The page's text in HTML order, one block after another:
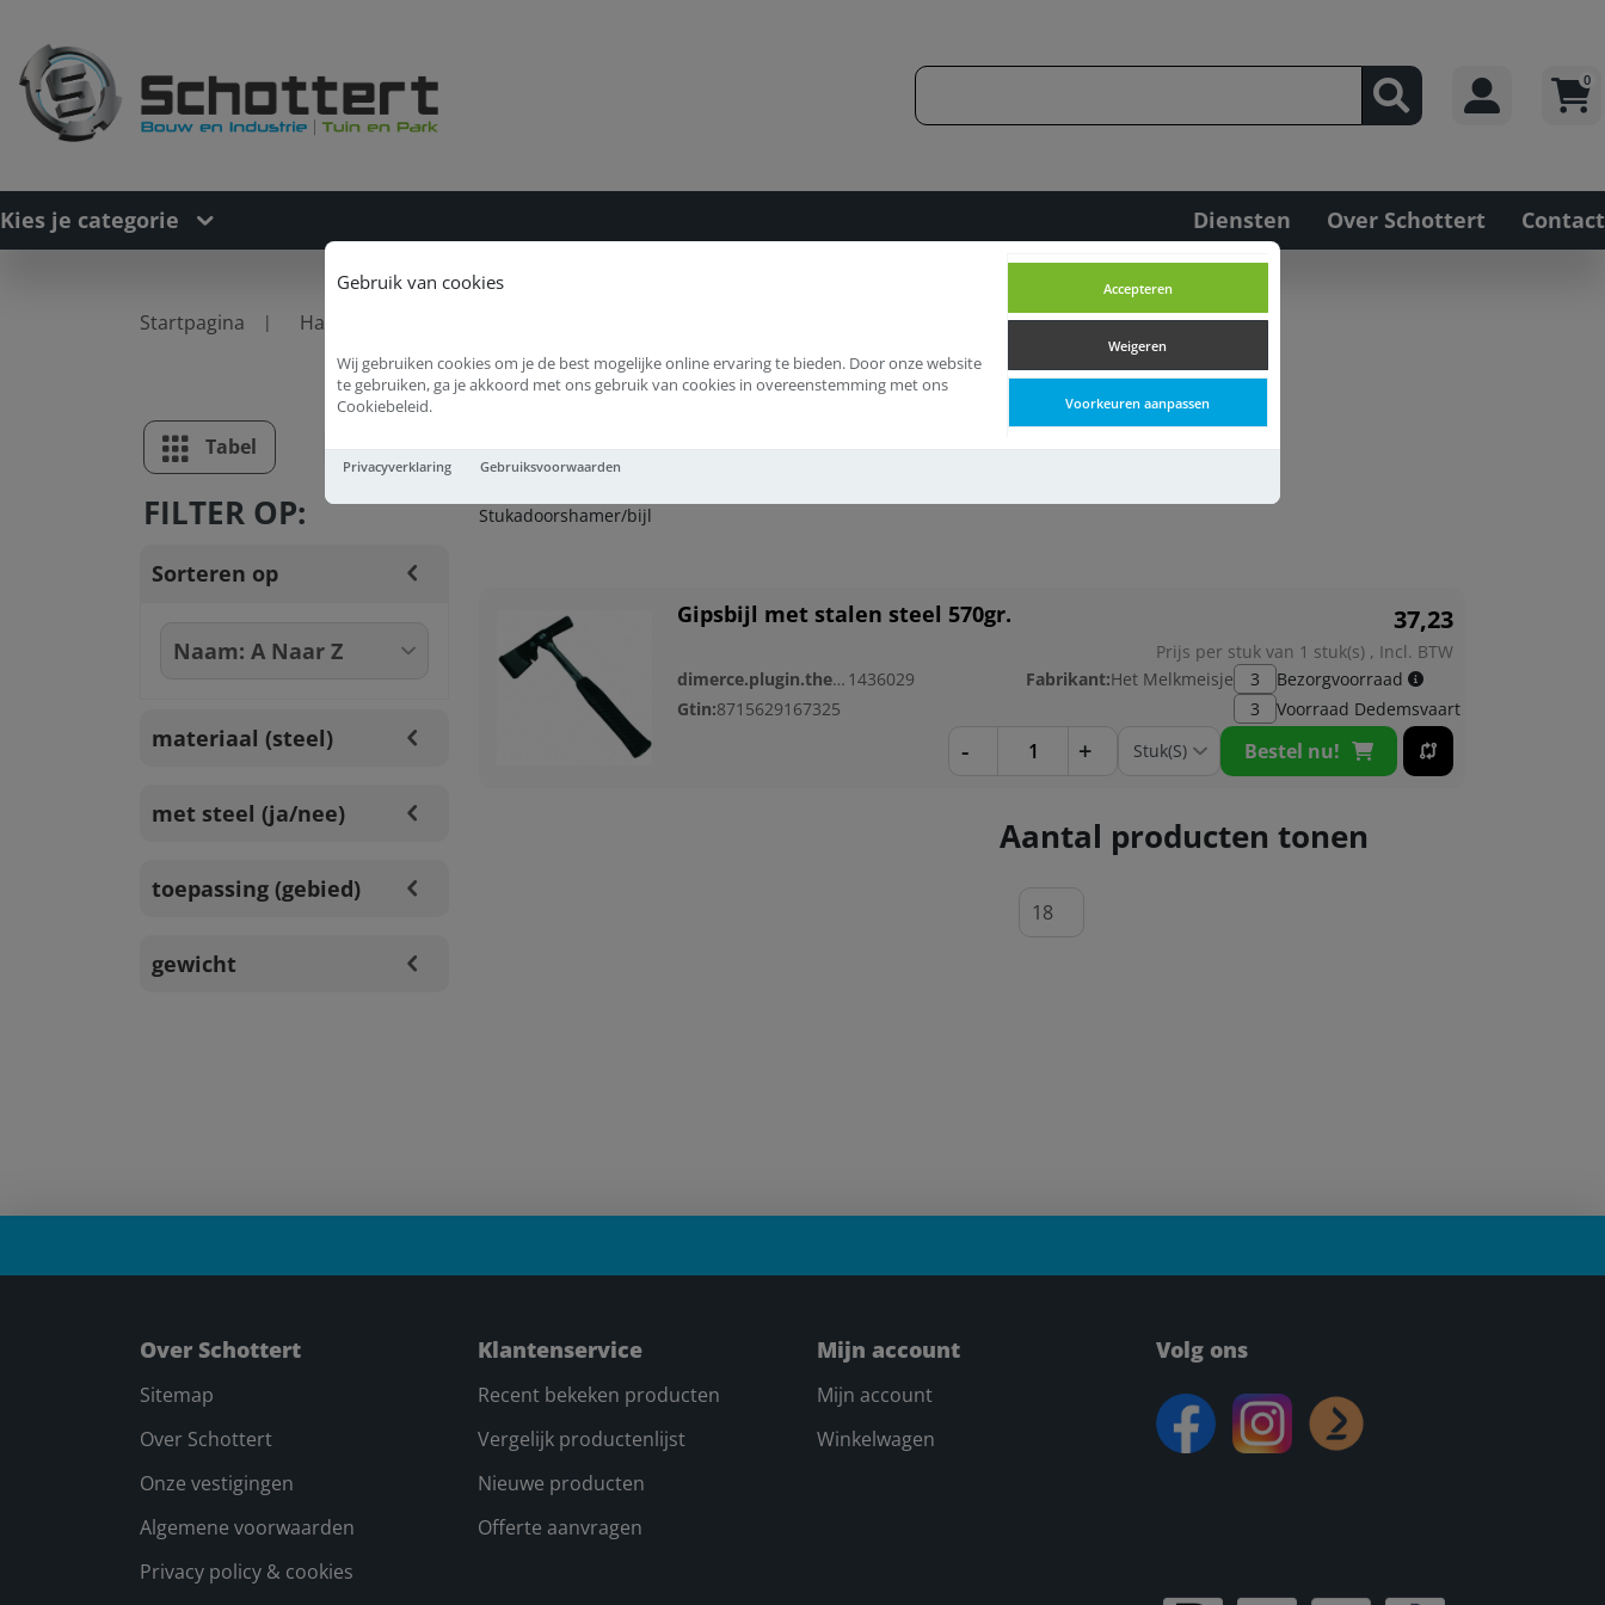
Gebruik van cookies
Wij gebruiken cookies om je de best mogelijke online ervaring te bieden. Door onze website
te gebruiken, ga je akkoord met ons gebruik van cookies in overeenstemming met ons
Cookiebeleid.
Accepteren
Weigeren
Voorkeuren aanpassen
Privacyverklaring Gebruiksvoorwaarden
0
Kies je categorie Diensten Over Schottert Contact
Startpagina Handgereedschappen
Tabel Lijst
FILTER OP:
Sorteren op
materiaal (steel)
met steel (ja/nee)
toepassing (gebied)
gewicht
Stukadoorshamer/bijl
Stukadoorshamer/bijl
Gipsbijl met stalen steel 570gr. 37,23
Prijs per stuk van 1 stuk(s) , Incl. BTW
dimerce.plugin.theme.productnr: 1436029 Fabrikant:Het Melkmeisje
Gtin:8715629167325
3
Bezorgvoorraad
3
Voorraad Dedemsvaart
- + Bestel nu!
Aantal producten tonen
Over Schottert
Sitemap
Over Schottert
Onze vestigingen
Algemene voorwaarden
Privacy policy & cookies
Klantenservice
Recent bekeken producten
Vergelijk productenlijst
Nieuwe producten
Offerte aanvragen
Mijn account
Mijn account
Winkelwagen
Volg ons